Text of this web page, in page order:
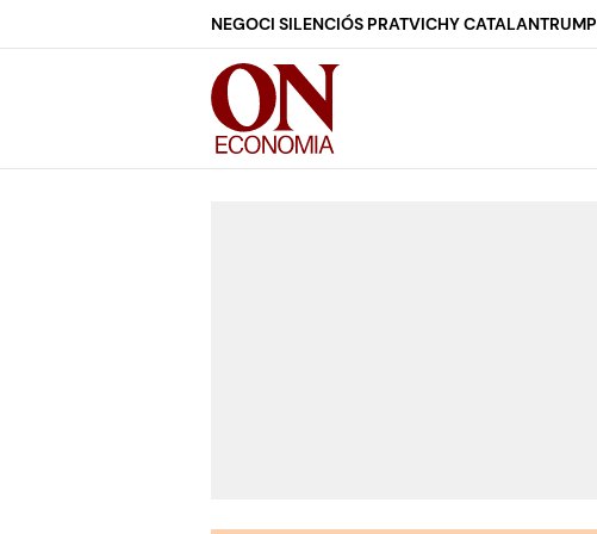
NEGOCI SILENCIÓS PRATVICHY CATALANTRUMP